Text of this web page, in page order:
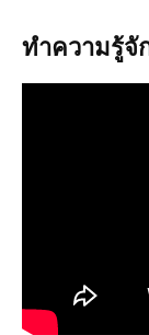
ทำความรู้จั